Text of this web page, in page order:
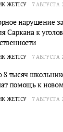
ЖЕТІСУ 7 АВГУСТА
нарушение
Саркана к
ЖЕТІСУ 7 АВГУСТА
8 тысяч
помощь к
ЖЕТІСУ 7 АВГУСТА